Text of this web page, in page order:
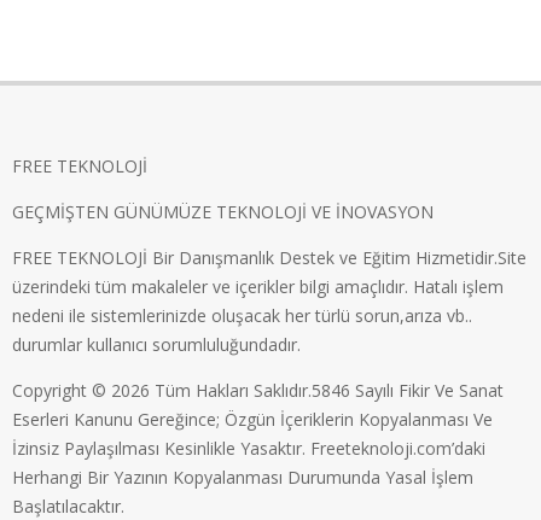
FREE TEKNOLOJİ
GEÇMİŞTEN GÜNÜMÜZE TEKNOLOJİ VE İNOVASYON
FREE TEKNOLOJİ Bir Danışmanlık Destek ve Eğitim Hizmetidir.Site
üzerindeki tüm makaleler ve içerikler bilgi amaçlıdır. Hatalı işlem
nedeni ile sistemlerinizde oluşacak her türlü sorun,arıza vb..
durumlar kullanıcı sorumluluğundadır.
Copyright © 2026 Tüm Hakları Saklıdır.5846 Sayılı Fikir Ve Sanat
Eserleri Kanunu Gereğince; Özgün İçeriklerin Kopyalanması Ve
İzinsiz Paylaşılması Kesinlikle Yasaktır. Freeteknoloji.com’daki
Herhangi Bir Yazının Kopyalanması Durumunda Yasal İşlem
Başlatılacaktır.